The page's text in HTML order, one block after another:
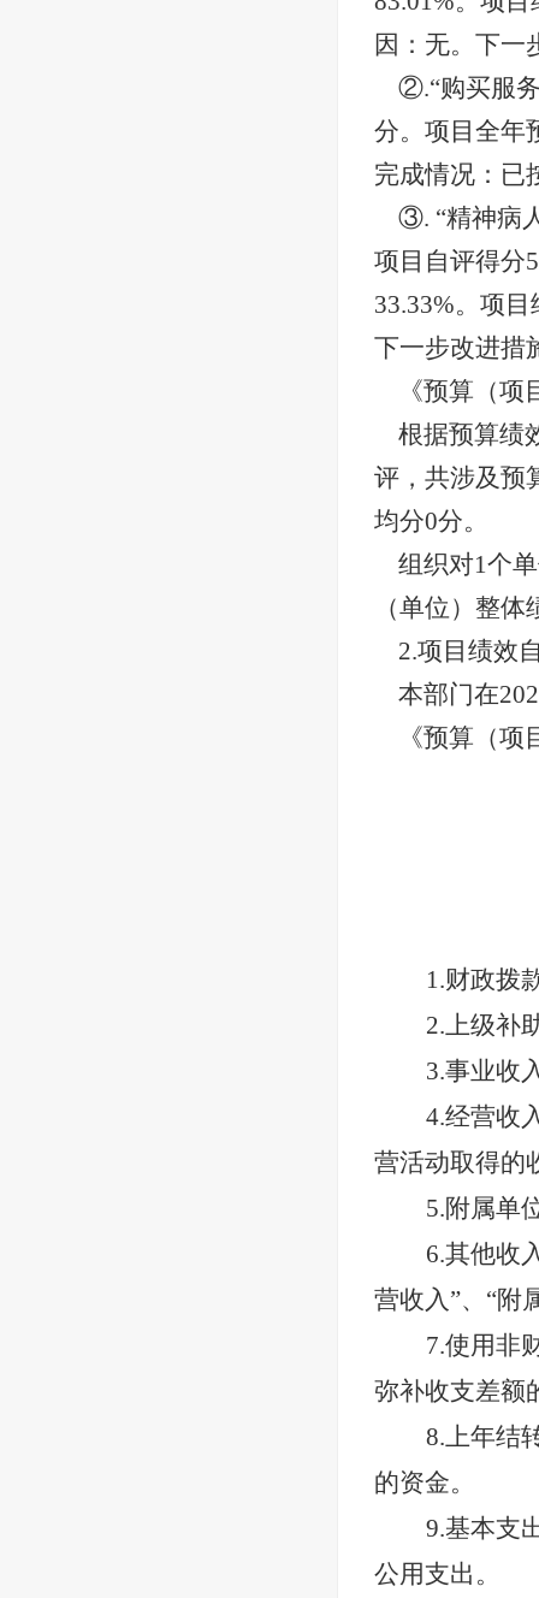
因：无。下一
②.“购买服
分。项目全年
完成情况：已
③. “精神病
项目自评得分
33.33%。项
下一步改进措
《预算（
根据预算绩
评，共涉及预
均分0分。
组织对1个
（单位）整
2.项目绩效
本部门在
《预算（
1.财政拨
2.上级补
3.事业收
4.经营收
营活动取得的
5.附属单
6.其他收
营收入”、“附
7.使用非
弥补收支差额
8.上年结
的资金。
9.基本支
公用支出。